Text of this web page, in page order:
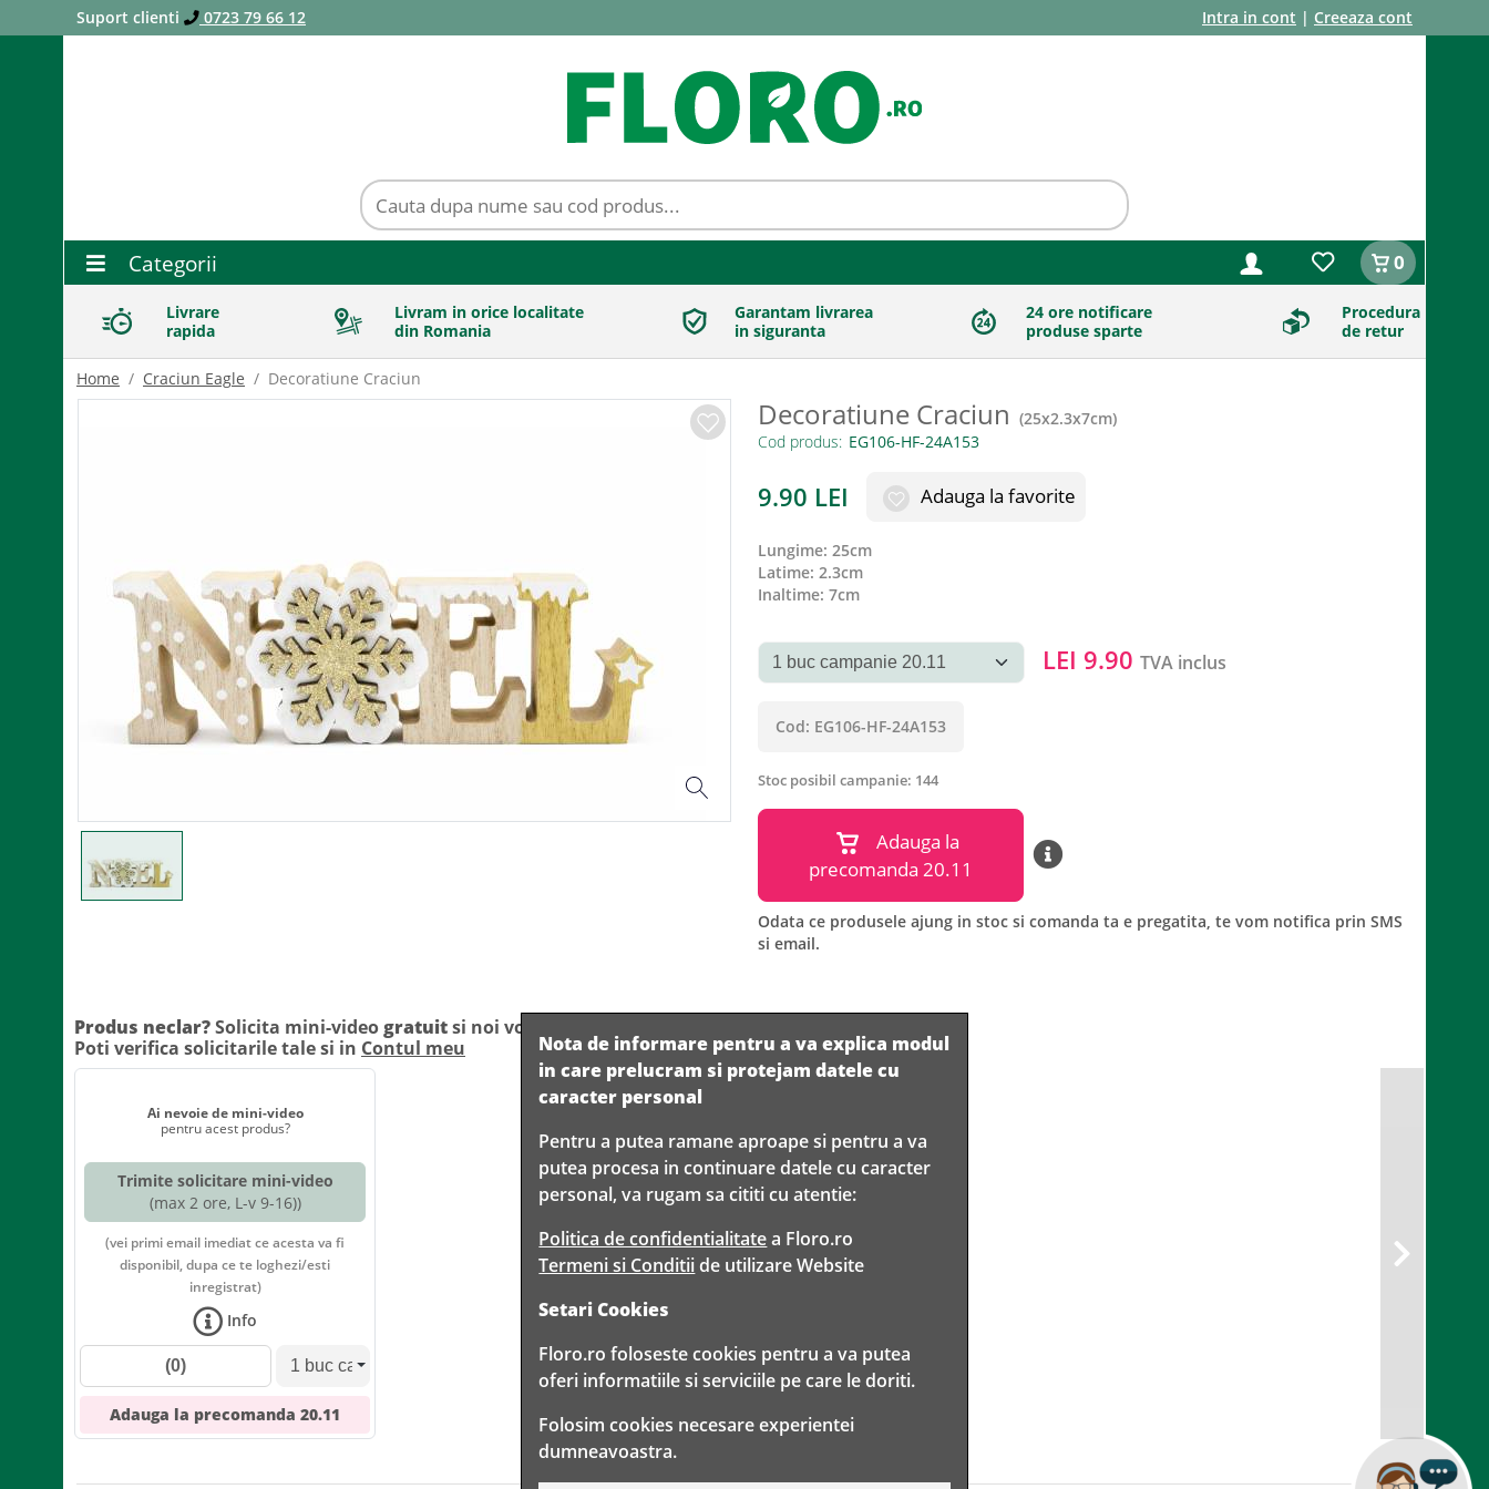
Suport clienti 0723 79 66 12 Intra in cont | Creeaza cont
Categorii 0
Livrare
rapida
Livram in orice localitate
din Romania
Garantam livrarea
in siguranta
24 ore notificare
produse sparte
Procedura
de retur
Home Craciun Eagle Decoratiune Craciun
Decoratiune Craciun (25x2.3x7cm)
Cod produs:
9.90 LEI Adauga la favorite
lungime: 25cm
latime: 2.3cm
inaltime: 7cm
LEI 9.90 TVA inclus
Cod: EG106-HF-24A153
Stoc posibil campanie: 144
Adauga la
precomanda 20.11
Odata ce produsele ajung in stoc si comanda ta e pregatita, te vom notifica prin SMS
si email.
Produs neclar?Solicita mini-video gratuitsi noi vom filma pentru tine!
Poti verifica solicitarile tale si in Contul meu
Ai nevoie de mini-video
pentru acest produs?
Trimite solicitare mini-video
(max 2 ore, L-v 9-16))
(vei primi email imediat ce acesta va fi
disponibil, dupa ce te loghezi/esti
inregistrat)
Info
(0)
Adauga la precomanda20.11
Nota de informare pentru a va explica modul
in care prelucram si protejam datele cu
caracter personal
Pentru a putea ramane aproape si pentru a va
putea procesa in continuare datele cu caracter
personal, va rugam sa cititi cu atentie:
Politica de confidentialitatea Floro.ro
Termeni si Conditiide utilizare Website
Setari Cookies
Floro.ro foloseste cookies pentru a va putea
oferi informatiile si serviciile pe care le doriti.
Folosim cookies necesare experientei
dumneavoastra.